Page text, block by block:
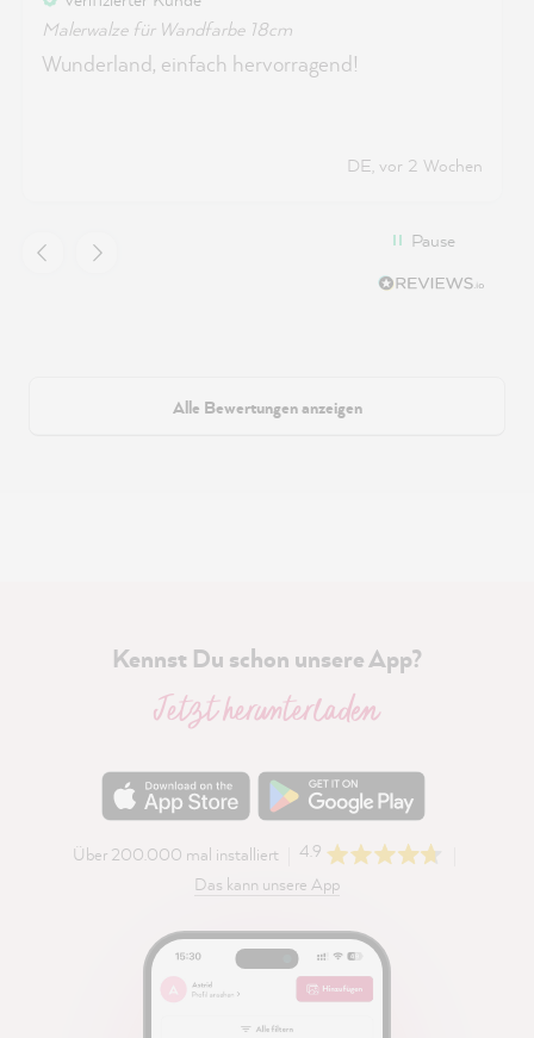
Malerwalze für Wandfarbe 18cm
Wunderland, einfach hervorragend!
DE, vor 2 Wochen
Pause
Alle Bewertungen anzeigen
Kennst Du schon unsere App?
Jetzt herunterladen
Über 200.000 mal installiert
4.9
Das kann unsere App